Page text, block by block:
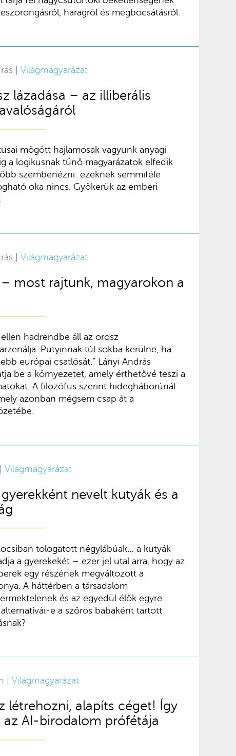
haragról és megbocsátásról.
| Világmagyarázat
lázadása – az illiberális
mögött hajlamosak vagyunk anyagi
a logikusnak tűnő magyarázatok elfedik
szembenézni: ezeknek semmiféle
oka nincs. Gyökerük az emberi
| Világmagyarázat
most rajtunk, magyarokon a
hadrendbe áll az orosz
Putyinnak túl sokba kerülne, ha
európai csatlósát.” Lányi András
be a környezetet, amely érthetővé teszi a
A filozófus szerint hidegháborúnál
azonban mégsem csap át a
Világmagyarázat
nevelt kutyák és a
tologatott négylábúak… a kutyák
a gyerekekét – ezer jel utal arra, hogy az
egy részének megváltozott a
A háttérben a társadalom
és az egyedül élők egyre
e a szőrös babaként tartott
| Világmagyarázat
létrehozni, alapíts céget! Így
az AI-birodalom prófétája